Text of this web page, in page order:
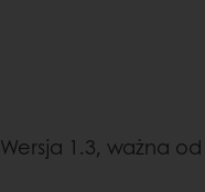
Wersja 1.3, ważna